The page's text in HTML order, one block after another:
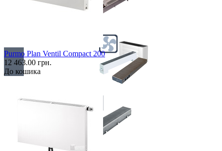
Purmo Plan Ventil Compact 200
12 463.00 грн.
До кошика